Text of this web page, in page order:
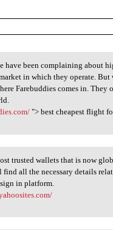
have been complaining about
in which they operate.
Farebuddies comes in.
"> best cheapest flight
most
trusted wallets that is now
all the necessary details
in platform.